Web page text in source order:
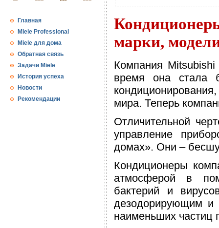
Главная
Miele Professional
Miele для дома
Обратная связь
Задачи Miele
История успеха
Новости
Рекомендации
марки,
Компания
время она стала
мира. Теперь
Отличительной
управление
домах». Они –
Кондиционеры
атмосферой в
бактерий и
дезодорирующим и
наименьших частиц